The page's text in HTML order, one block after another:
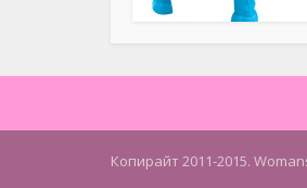
Копирайт 2011-2015.